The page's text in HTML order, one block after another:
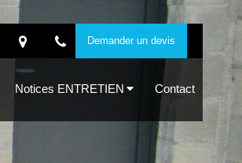
Demander un devis
Notices ENTRETIEN Contact